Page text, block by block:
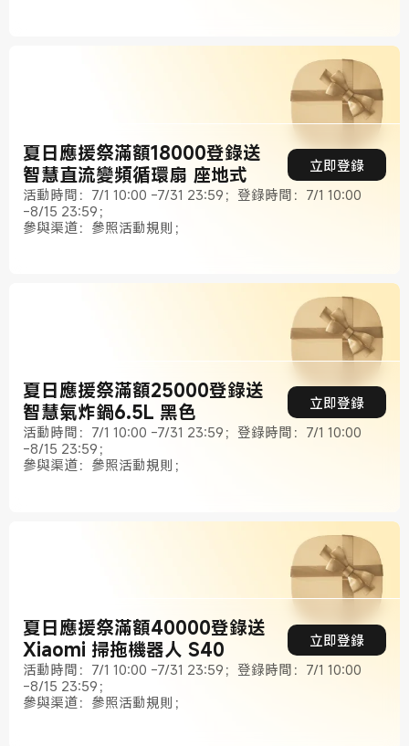
夏日應援祭滿額18000登錄送
智慧直流變頻循環扇 座地式
立即登錄
活動時間：7/1 10:00 -7/31 23:59；登錄時間：7/1 10:00
-8/15 23:59；
參與渠道：參照活動規則；
夏日應援祭滿額25000登錄送
智慧氣炸鍋6.5L 黑色
立即登錄
活動時間：7/1 10:00 -7/31 23:59；登錄時間：7/1 10:00
-8/15 23:59；
參與渠道：參照活動規則；
夏日應援祭滿額40000登錄送
Xiaomi 掃拖機器人 S40
立即登錄
活動時間：7/1 10:00 -7/31 23:59；登錄時間：7/1 10:00
-8/15 23:59；
參與渠道：參照活動規則；